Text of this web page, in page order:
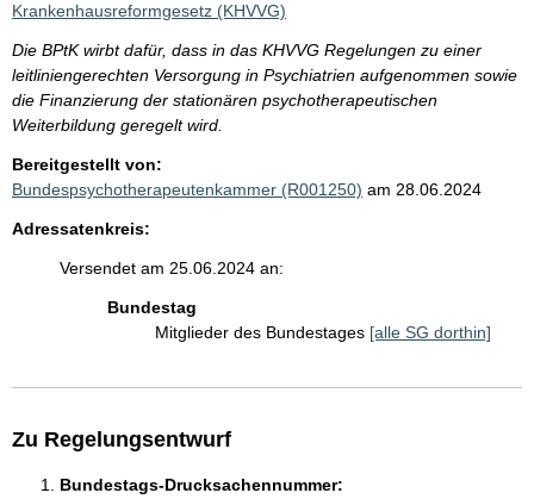
Krankenhausreformgesetz (KHVVG)
Die BPtK wirbt dafür, dass in das KHVVG Regelungen zu einer
leitliniengerechten Versorgung in Psychiatrien aufgenommen sowie
die Finanzierung der stationären psychotherapeutischen
Weiterbildung geregelt wird.
Bereitgestellt von:
Bundespsychotherapeutenkammer (R001250) am 28.06.2024
Adressatenkreis:
Versendet am 25.06.2024 an:
Bundestag
Mitglieder des Bundestages [alle SG dorthin]
Zu Regelungsentwurf
Bundestags-Drucksachennummer: